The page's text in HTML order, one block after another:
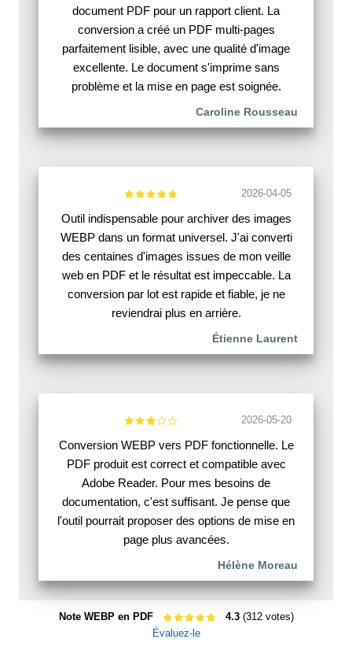
document PDF pour un rapport client. La
conversion a créé un PDF multi-pages
parfaitement lisible, avec une qualité d'image
excellente. Le document s'imprime sans
problème et la mise en page est soignée.
Caroline Rousseau
2026-04-05
Outil indispensable pour archiver des images
WEBP dans un format universel. J'ai converti
des centaines d'images issues de mon veille
web en PDF et le résultat est impeccable. La
conversion par lot est rapide et fiable, je ne
reviendrai plus en arrière.
Étienne Laurent
2026-05-20
Conversion WEBP vers PDF fonctionnelle. Le
PDF produit est correct et compatible avec
Adobe Reader. Pour mes besoins de
documentation, c'est suffisant. Je pense que
l'outil pourrait proposer des options de mise en
page plus avancées.
Hélène Moreau
Note WEBP en PDF 4.3(312 votes)
Évaluez-le